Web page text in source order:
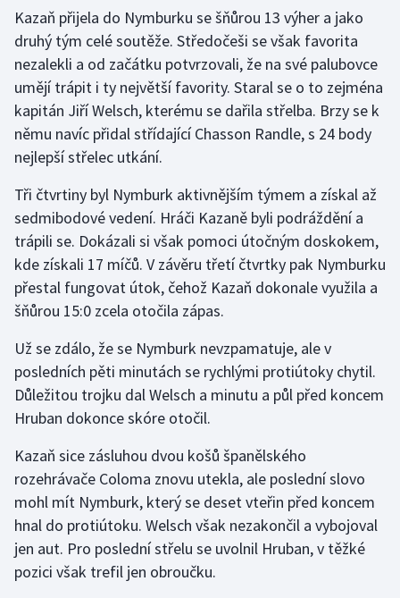
Lezení
Lyže a snowboard
Moderní pětiboj
Motorsport
Olympijské hry
Parasport
Plavání
Plážový volejbal
Ragby
Rychlobruslení
Short track
Sportovní střelba
Stolní tenis
Kazaň přijela do Nymburku se šňůrou 13 výher a jako
druhý tým celé soutěže. Středočeši se však favorita
nezalekli a od začátku potvrzovali, že na své palubovce
umějí trápit i ty největší favority. Staral se o to zejména
kapitán Jiří Welsch, kterému se dařila střelba. Brzy se k
němu navíc přidal střídající Chasson Randle, s 24 body
nejlepší střelec utkání.
Tři čtvrtiny byl Nymburk aktivnějším týmem a získal až
sedmibodové vedení. Hráči Kazaně byli podráždění a
trápili se. Dokázali si však pomoci útočným doskokem,
kde získali 17 míčů. V závěru třetí čtvrtky pak Nymburku
přestal fungovat útok, čehož Kazaň dokonale využila a
šňůrou 15:0 zcela otočila zápas.
Už se zdálo, že se Nymburk nevzpamatuje, ale v
posledních pěti minutách se rychlými protiútoky chytil.
Důležitou trojku dal Welsch a minutu a půl před koncem
Hruban dokonce skóre otočil.
Kazaň sice zásluhou dvou košů španělského
rozehrávače Coloma znovu utekla, ale poslední slovo
mohl mít Nymburk, který se deset vteřin před koncem
hnal do protiútoku. Welsch však nezakončil a vybojoval
jen aut. Pro poslední střelu se uvolnil Hruban, v těžké
pozici však trefil jen obroučku.